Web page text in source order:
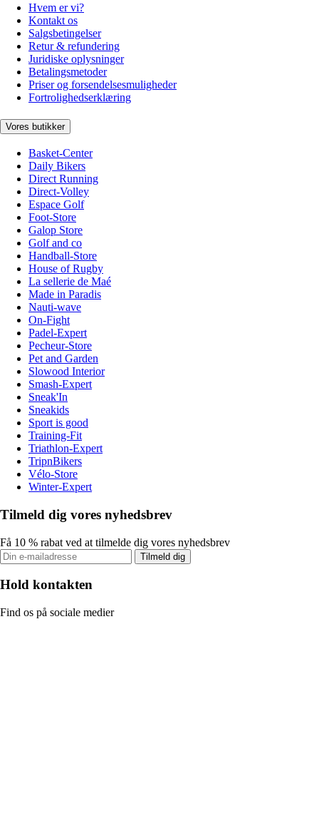
Hvem er vi?
Kontakt os
Salgsbetingelser
Retur & refundering
Juridiske oplysninger
Betalingsmetoder
Priser og forsendelsesmuligheder
Fortrolighedserklæring
Vores butikker
Basket-Center
Daily Bikers
Direct Running
Direct-Volley
Espace Golf
Foot-Store
Galop Store
Golf and co
Handball-Store
House of Rugby
La sellerie de Maé
Made in Paradis
Nauti-wave
On-Fight
Padel-Expert
Pecheur-Store
Pet and Garden
Slowood Interior
Smash-Expert
Sneak'In
Sneakids
Sport is good
Training-Fit
Triathlon-Expert
TripnBikers
Vélo-Store
Winter-Expert
Tilmeld dig vores nyhedsbrev
Få 10 % rabat ved at tilmelde dig vores nyhedsbrev
Tilmeld dig
Hold kontakten
Find os på sociale medier